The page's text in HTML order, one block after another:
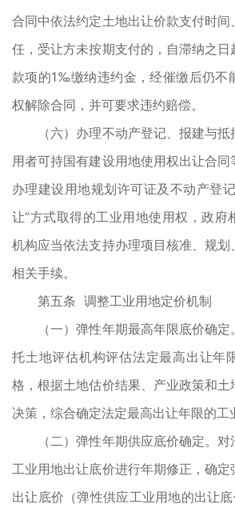
合同中依法约定土地出让价款支付时
任，受让方未按期支付的，自滞纳之
款项的1‰缴纳违约金，经催缴后仍不
权解除合同，并可要求违约赔偿。
（六）办理不动产登记、报建与抵
用者可持国有建设用地使用权出让合
办理建设用地规划许可证及不动产登
让”方式取得的工业用地使用权，政府
机构应当依法支持办理项目核准、规
相关手续。
第五条 调整工业用地定价机制
（一）弹性年期最高年限底价确定
托土地评估机构评估法定最高出让年
格，根据土地估价结果、产业政策和
决策，综合确定法定最高出让年限的工
（二）弹性年期供应底价确定。对
工业用地出让底价进行年期修正，确
出让底价（弹性供应工业用地的出让